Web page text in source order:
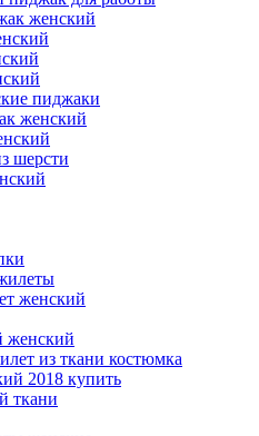
женский
пиджаки
женский
шерсти
женский
женский
из ткани костюмка
2018 купить
ткани